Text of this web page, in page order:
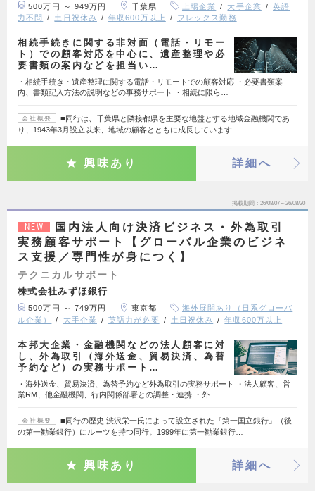
500万円 ～ 949万円 千葉県 上場企業 大手企業
英語
力不問
土日祝休み 年収600万以上 フレックス勤務
相続手続きに関する非対面（電話・リモー
ト）での顧客対応を中心に、遺産整理や必
要書類の案内などを担当い…
・相続手続き・遺産整理に関する電話・リモートでの顧客対応 ・必要書類案
内、書類記入方法の説明などの事務サポート ・相続に限ら…
会社概要
■同行は、千葉県と隣接都県を主要な地盤とする地域金融機関であ
り、1943年3月設立以来、地域の顧客とともに成長しています…
興味あり 詳細へ
掲載期間 26/08/07～26/08/20
NEW
国内法人向け決済ビジネス・外為取引
実務顧客サポート【グローバル企業のビジネ
ス支援／専門性が身につく】
テクニカルサポート
株式会社みずほ銀行
500万円 ～ 749万円 東京都
海外展開あり（日系グローバ
ル企業）
大手企業 英語力が必要 土日祝休み 年収600万以上
本邦大企業・金融機関などの法人顧客に対
し、外為取引（海外送金、貿易決済、為替
予約など）の実務サポート…
・海外送金、貿易決済、為替予約など外為取引の実務サポート ・法人顧客、営
業RM、他金融機関、行内関係部署との調整・連携 ・外…
会社概要
■同行の歴史 渋沢栄一氏によって設立された『第一国立銀行』（後
の第一勧業銀行）にルーツを持つ同行。1999年に第一勧業銀行…
興味あり 詳細へ